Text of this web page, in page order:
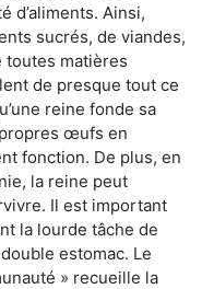
d’aliments. Ainsi,
sucrés, de viandes,
toutes matières
de presque tout ce
reine fonde sa
œufs en
fonction. De plus, en
la reine peut
Il est important
la lourde tâche de
estomac. Le
» recueille la